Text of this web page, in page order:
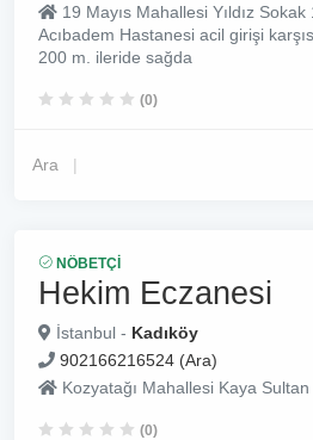
19 Mayıs Mahallesi Yıldız Sokak
Acıbadem Hastanesi acil girişi
200 m. ileride sağda
(0)
Ara
NÖBETÇI
Hekim Eczanesi
İstanbul - Kadıköy
902166216524 (Ara)
Kozyatağı Mahallesi Kaya
(0)